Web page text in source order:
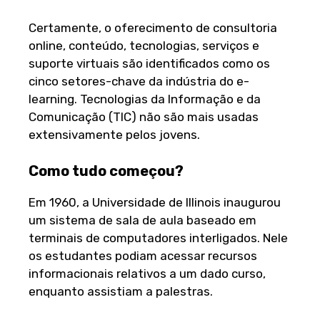
Certamente, o oferecimento de consultoria
online, conteúdo, tecnologias, serviços e
suporte virtuais são identificados como os
cinco setores-chave da indústria do e-
learning. Tecnologias da Informação e da
Comunicação (TIC) não são mais usadas
extensivamente pelos jovens.
Como tudo começou?
Em 1960, a Universidade de Illinois inaugurou
um sistema de sala de aula baseado em
terminais de computadores interligados. Nele
os estudantes podiam acessar recursos
informacionais relativos a um dado curso,
enquanto assistiam a palestras.